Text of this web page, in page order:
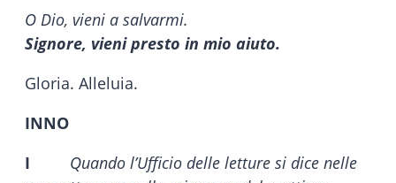
O Dio, vieni a salvarmi.
Signore, vieni presto in mio aiuto.
Gloria. Alleluia.
INNO
I
Quando l’Ufficio delle letture si dice nelle